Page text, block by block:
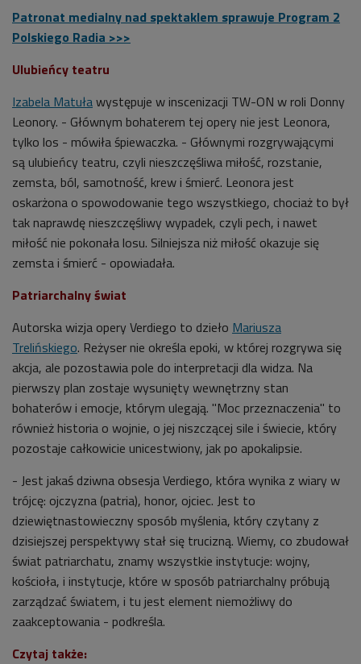
Patronat medialny nad spektaklem sprawuje Program 2
Polskiego Radia >>>
Ulubieńcy teatru
Izabela Matuławystępuje w inscenizacji TW-ON w roli Donny
Leonory. - Głównym bohaterem tej opery nie jest Leonora,
tylko los - mówiła śpiewaczka. - Głównymi rozgrywającymi
są ulubieńcy teatru, czyli nieszczęśliwa miłość, rozstanie,
zemsta, ból, samotność, krew i śmierć. Leonora jest
oskarżona o spowodowanie tego wszystkiego, chociaż to był
tak naprawdę nieszczęśliwy wypadek, czyli pech, i nawet
miłość nie pokonała losu. Silniejsza niż miłość okazuje się
zemsta i śmierć - opowiadała.
Patriarchalny świat
Autorska wizja opery Verdiego to dzieło Mariusza
Trelińskiego. Reżyser nie określa epoki, w której rozgrywa się
akcja, ale pozostawia pole do interpretacji dla widza. Na
pierwszy plan zostaje wysunięty wewnętrzny stan
bohaterów i emocje, którym ulegają. "Moc przeznaczenia" to
również historia o wojnie, o jej niszczącej sile i świecie, który
pozostaje całkowicie unicestwiony, jak po apokalipsie.
- Jest jakaś dziwna obsesja Verdiego, która wynika z wiary w
trójcę: ojczyzna (patria), honor, ojciec. Jest to
dziewiętnastowieczny sposób myślenia, który czytany z
dzisiejszej perspektywy stał się trucizną. Wiemy, co zbudował
świat patriarchatu, znamy wszystkie instytucje: wojny,
kościoła, i instytucje, które w sposób patriarchalny próbują
zarządzać światem, i tu jest element niemożliwy do
zaakceptowania - podkreśla.
Czytaj także: